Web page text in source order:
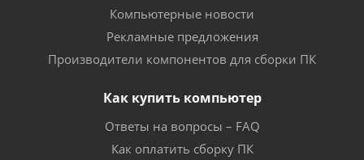
Компьютерные новости
Рекламные предложения
Производители компонентов для сборки ПК
Как купить компьютер
Ответы на вопросы – FAQ
Как оплатить сборку ПК